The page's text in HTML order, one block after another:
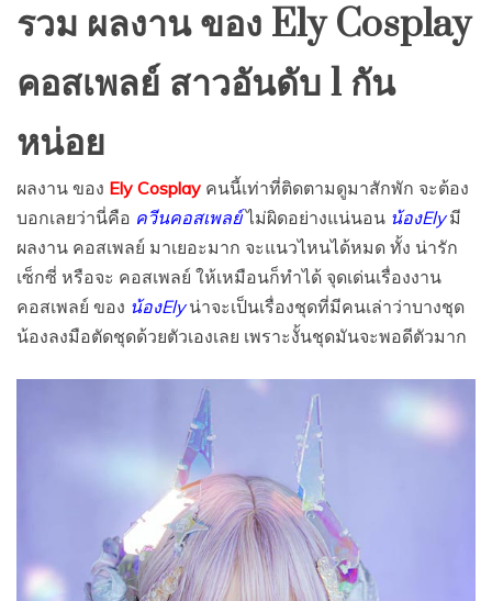
รวม ผลงาน ของ Ely Cosplay
คอสเพลย์ สาวอันดับ 1 กัน
หน่อย
ผลงาน ของ Ely Cosplay คนนี้เท่าที่ติดตามดูมาสักพัก จะต้อง
บอกเลยว่านี่คือ ควีนคอสเพลย์ไม่ผิดอย่างแน่นอน น้องElyมี
ผลงาน คอสเพลย์ มาเยอะมาก จะแนวไหนได้หมด ทั้ง น่ารัก
เซ็กซี่ หรือจะ คอสเพลย์ ให้เหมือนก็ทำได้ จุดเด่นเรื่องงาน
คอสเพลย์ ของ น้องElyน่าจะเป็นเรื่องชุดที่มีคนเล่าว่าบางชุด
น้องลงมือตัดชุดด้วยตัวเองเลย เพราะงั้นชุดมันจะพอดีตัวมาก